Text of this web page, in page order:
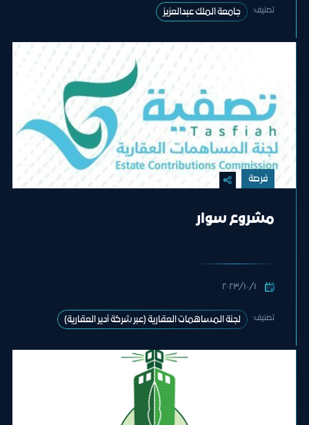
تصنيف: جامعة الملك عبدالعزيز
فرصة
مشروع سوار
١‏/١٠‏/٢٠٢٣
تصنيف: لجنة المساهمات العقارية (عبر شركة أدير العقارية)